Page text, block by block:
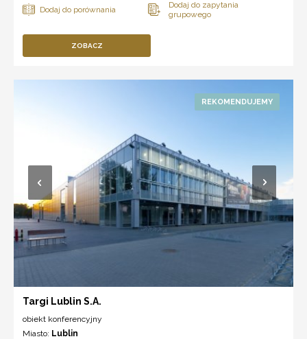
ZOBACZ
Targi Lublin S.A.
obiekt konferencyjny
Miasto: Lublin